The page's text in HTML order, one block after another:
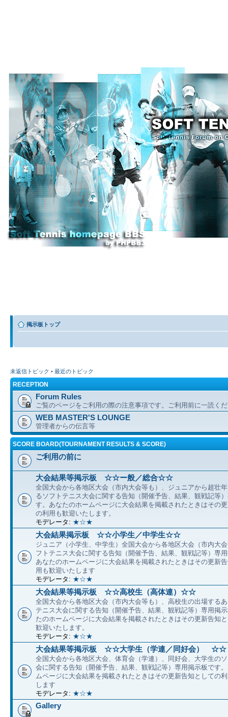
掲示板トップ
未返信トピック • 最近のトピック
RECEPTION
Forum Rules
ご覧のページをご利用の際の注意事項です。ご利用前に一読く
WEB MASTER'S LOUNGE
管理者からの伝言等
SCORE BOARD(TOURNAMENT RESULTS & SCORE)
ご利用の前に
大会結果等掲示板 ☆☆ー般／総合☆☆
全国大会から各地区大会（市内大会等も）、ジュニアから超壮
るソフトテニス大会に関する告知（開催予告、結果、観戦記等
す。あなたのホームページに大会結果を掲載されたときはその
の利用も歓迎いたします。
モデレータ: ★☆★
大会結果掲示板 ☆☆小学生／中学生☆☆
ジュニア（小学生、中学生）全国大会から各地区大会（市内大
フトテニス大会に関する告知（開催予告、結果、観戦記等）専
あなたのホームページに大会結果を掲載されたときはその更新
用も歓迎いたします
モデレータ: ★☆★
大会結果等掲示板 ☆☆高校生（高体連）☆☆
全国大会から各地区大会（市内大会等も）、高校生の出場する
テニス大会に関する告知（開催予告、結果、観戦記等）専用掲
たのホームページに大会結果を掲載されたときはその更新告知
歓迎いたします。
モデレータ: ★☆★
大会結果等掲示板 ☆☆大学生（学連／同好会） ☆☆
全国大会から各地区大会、体育会（学連）、同好会、大学生の
会に関する告知（開催予告、結果、観戦記等）専用掲示板です
ムページに大会結果を掲載されたときはその更新告知としての
します
モデレータ: ★☆★
Gallery